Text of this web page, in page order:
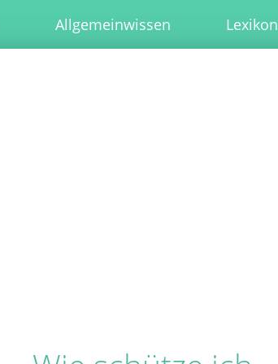
Allgemeinwissen Lexikon